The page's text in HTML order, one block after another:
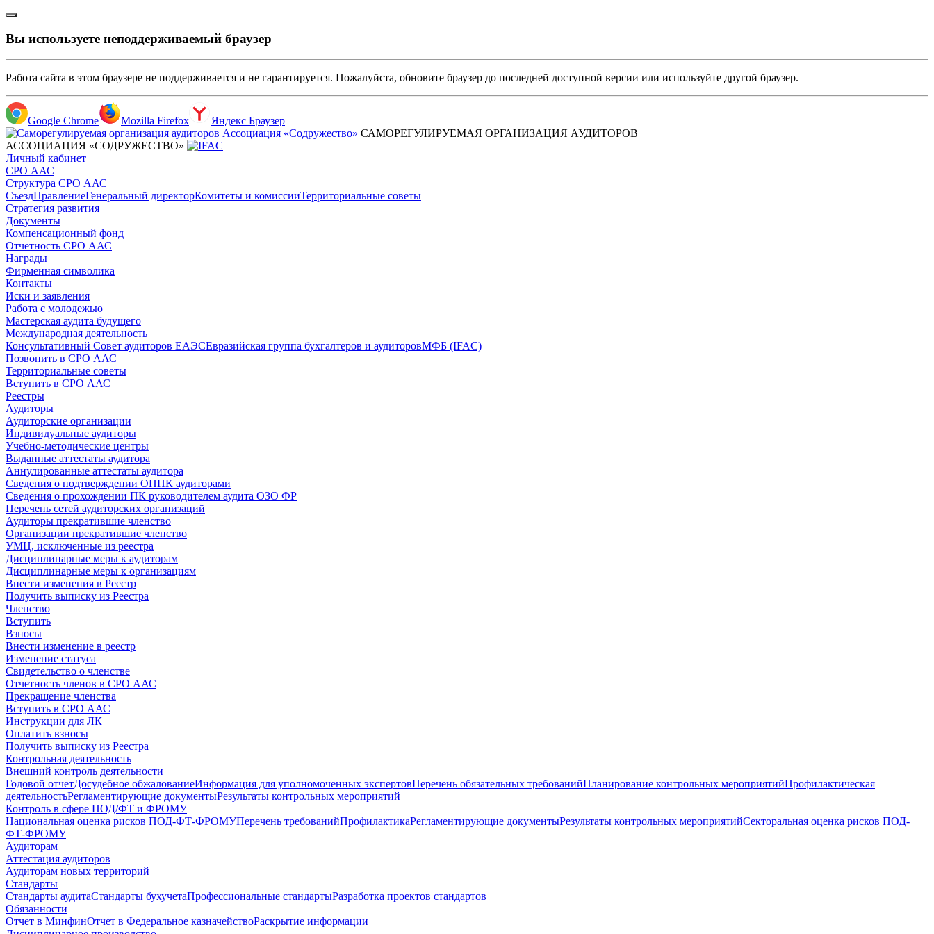
Вы используете неподдерживаемый браузер
Работа сайта в этом браузере не поддерживается и не гарантируется. Пожалуйста, обновите браузер до последней доступной версии или используйте другой браузер.
Google Chrome Mozilla Firefox
Яндекс Браузер
САМОРЕГУЛИРУЕМАЯ ОРГАНИЗАЦИЯ АУДИТОРОВ
АССОЦИАЦИЯ «СОДРУЖЕСТВО»
Личный кабинет
СРО ААС
Структура СРО ААС
СъездПравлениеГенеральный директорКомитеты и комиссииТерриториальные советы
Стратегия развития
Документы
Компенсационный фонд
Отчетность СРО ААС
Награды
Фирменная символика
Контакты
Иски и заявления
Работа с молодежью
Мастерская аудита будущего
Международная деятельность
Консультативный Совет аудиторов ЕАЭСЕвразийская группа бухгалтеров и аудиторовМФБ (IFAC)
Позвонить в СРО ААС
Территориальные советы
Вступить в СРО ААС
Реестры
Аудиторы
Аудиторские организации
Индивидуальные аудиторы
Учебно-методические центры
Выданные аттестаты аудитора
Аннулированные аттестаты аудитора
Сведения о подтверждении ОППК аудиторами
Сведения о прохождении ПК руководителем аудита ОЗО ФР
Перечень сетей аудиторских организаций
Аудиторы прекратившие членство
Организации прекратившие членство
УМЦ, исключенные из реестра
Дисциплинарные меры к аудиторам
Дисциплинарные меры к организациям
Внести изменения в Реестр
Получить выписку из Реестра
Членство
Вступить
Взносы
Внести изменение в реестр
Изменение статуса
Свидетельство о членстве
Отчетность членов в СРО ААС
Прекращение членства
Вступить в СРО ААС
Инструкции для ЛК
Оплатить взносы
Получить выписку из Реестра
Контрольная деятельность
Внешний контроль деятельности
Годовой отчетДосудебное обжалованиеИнформация для уполномоченных экспертовПеречень обязательных требованийПланирование контрольных мероприятийПрофилактическая
деятельностьРегламентирующие документыРезультаты контрольных мероприятий
Контроль в сфере ПОД/ФТ и ФРОМУ
Национальная оценка рисков ПОД-ФТ-ФРОМУПеречень требованийПрофилактикаРегламентирующие документыРезультаты контрольных мероприятийСекторальная оценка рисков ПОД-
ФТ-ФРОМУ
Аудиторам
Аттестация аудиторов
Аудиторам новых территорий
Стандарты
Стандарты аудитаСтандарты бухучетаПрофессиональные стандартыРазработка проектов стандартов
Обязанности
Отчет в МинфинОтчет в Федеральное казначействоРаскрытие информации